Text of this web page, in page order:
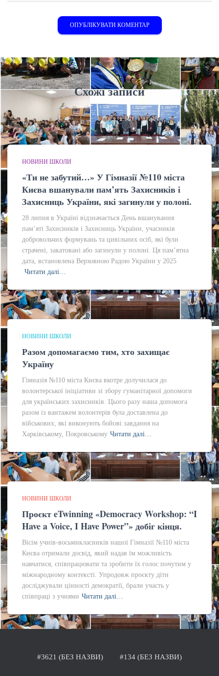
Схожі записи
НОВИНИ ШКОЛИ
«Ти не забутий…» У Гімназії №110 міста
Києва вшанували пам’ять Захисників і
Захисниць України, які загинули у полоні.
28 липня в Україні відзначається День вшанування
пам’яті Захисників і Захисниць України, учасників
добровольчих формувань та цивільних осіб, які були
страчені, закатовані або загинули у полоні. Ця пам’ятна
дата, встановлена Верховною Радою України у 2025
Читати далі…
НОВИНИ ШКОЛИ
Разом допомагаємо тим, хто захищає
Україну
Гімназія №110 міста Києва вкотре долучилася до
волонтерської ініціативи зі збору гуманітарної допомоги
для українських захисників. Цього разу наша допомога
разом із вантажем волонтерів була доставлена до
військових, які виконують бойові завдання на
Харківському, Покровському Читати далі…
НОВИНИ ШКОЛИ
Проєкт eTwinning «Democracy Workshop: “I
Have a Voice, I Have Power”» добіг кінця.
Вісім учнів-восьмикласників нашої Гімназії №110 міста
Києва отримали досвід, який надав їм можливість
навчатися, співпрацювати та зробити їх голос почутим у
міжнародному контексті. Упродовж проєкту діти
досліджували цінності демократії, брали участь у
співпраці з учнями Читати далі…
#3621 (БЕЗ НАЗВИ) #134 (БЕЗ НАЗВИ)